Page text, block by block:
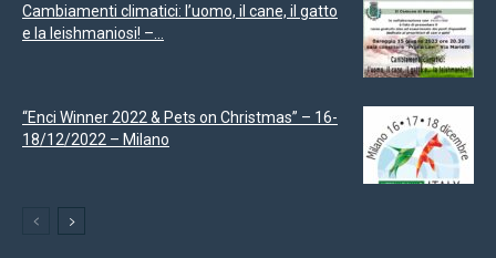
Cambiamenti climatici: l’uomo, il cane, il gatto
e la leishmaniosi! –...
“Enci Winner 2022 & Pets on Christmas” – 16-
18/12/2022 – Milano